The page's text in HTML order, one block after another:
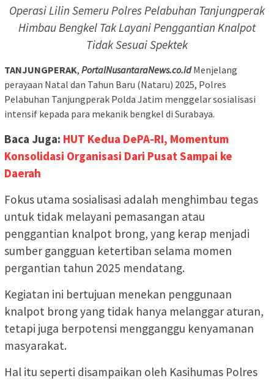
Operasi Lilin Semeru Polres Pelabuhan Tanjungperak
Himbau Bengkel Tak Layani Penggantian Knalpot
Tidak Sesuai Spektek
TANJUNGPERAK, PortalNusantaraNews.co.idMenjelang
perayaan Natal dan Tahun Baru (Nataru) 2025, Polres
Pelabuhan Tanjungperak Polda Jatim menggelar sosialisasi
intensif kepada para mekanik bengkel di Surabaya.
Baca Juga: HUT Kedua DePA-RI, Momentum
Konsolidasi Organisasi Dari Pusat Sampai ke
Daerah
Fokus utama sosialisasi adalah menghimbau tegas
untuk tidak melayani pemasangan atau
penggantian knalpot brong, yang kerap menjadi
sumber gangguan ketertiban selama momen
pergantian tahun 2025 mendatang.
Kegiatan ini bertujuan menekan penggunaan
knalpot brong yang tidak hanya melanggar aturan,
tetapi juga berpotensi mengganggu kenyamanan
masyarakat.
Hal itu seperti disampaikan oleh Kasihumas Polres